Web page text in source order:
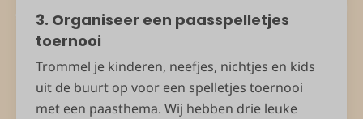
3. Organiseer een paasspelletjes
toernooi
Trommel je kinderen, neefjes, nichtjes en kids
uit de buurt op voor een spelletjes toernooi
met een paasthema. Wij hebben drie leuke